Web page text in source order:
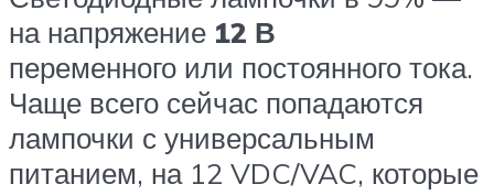
на напряжение 12 В
переменного или постоянного тока.
Чаще всего сейчас попадаются
лампочки с универсальным
питанием, на 12 VDC/VAC, которые